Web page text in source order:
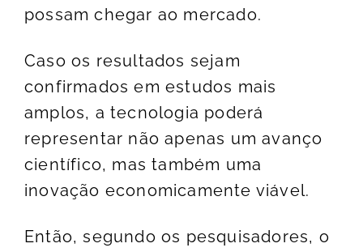
possam chegar ao mercado.
Caso os resultados sejam
confirmados em estudos mais
amplos, a tecnologia poderá
representar não apenas um avanço
científico, mas também uma
inovação economicamente viável.
Então, segundo os pesquisadores, o